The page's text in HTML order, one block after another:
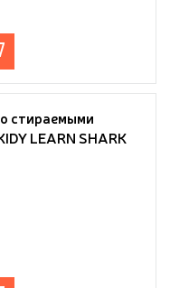
стираемыми
LEARN SHARK
с
письма, с
бирюзовый, в